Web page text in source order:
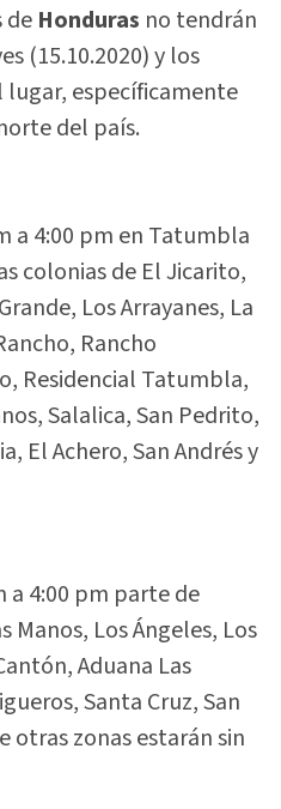
de Honduras no tendrán
(15.10.2020) y los
lugar, específicamente
del país.
a 4:00 pm en Tatumbla
colonias de El Jicarito,
Los Arrayanes, La
Rancho
Residencial Tatumbla,
Salalica, San Pedrito,
El Achero, San Andrés y
a 4:00 pm parte de
Manos, Los Ángeles, Los
Aduana Las
Santa Cruz, San
otras zonas estarán sin